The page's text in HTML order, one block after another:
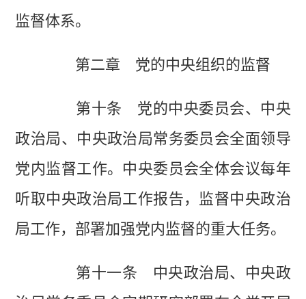
监督体系。
第二章 党的中央组织的监督
第十条 党的中央委员会、中央
政治局、中央政治局常务委员会全面领导
党内监督工作。中央委员会全体会议每年
听取中央政治局工作报告，监督中央政治
局工作，部署加强党内监督的重大任务。
第十一条 中央政治局、中央政